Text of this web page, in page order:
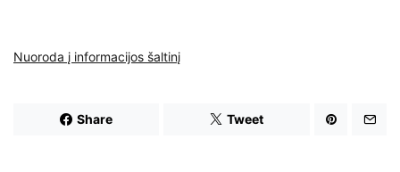
Nuoroda į informacijos šaltinį
Share Tweet